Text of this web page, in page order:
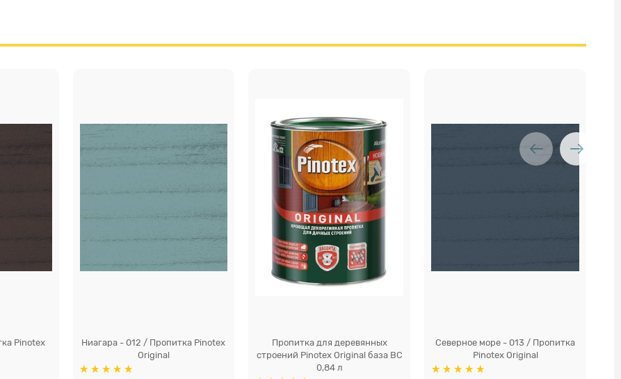
Pinotex
Ниагара - 012 / Пропитка Pinotex
Original
Пропитка для деревянных
строений Pinotex Original база BC
0,84 л
Северное море - 013 / Пропитка
Pinotex Original